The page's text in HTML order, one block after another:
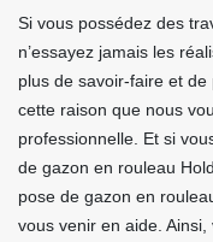
Si vous possédez des
n’essayez jamais les
plus de savoir-faire et de
cette raison que nous
professionnelle. Et si
de gazon en rouleau
pose de gazon en
vous venir en aide.